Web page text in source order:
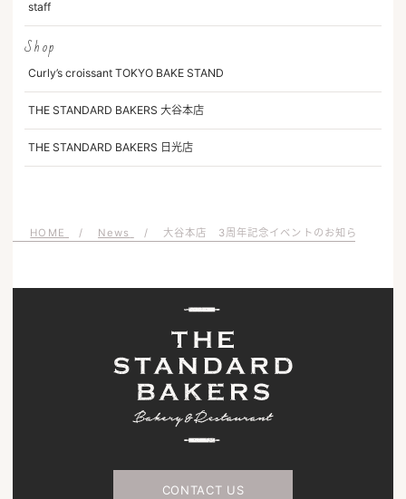
staff
Shop
Curly’s croissant TOKYO BAKE STAND
THE STANDARD BAKERS 大谷本店
THE STANDARD BAKERS 日光店
HOME News 大谷本店 3周年記念イベントのお知らせ
CONTACT US